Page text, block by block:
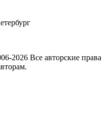
2026 Все авторские права